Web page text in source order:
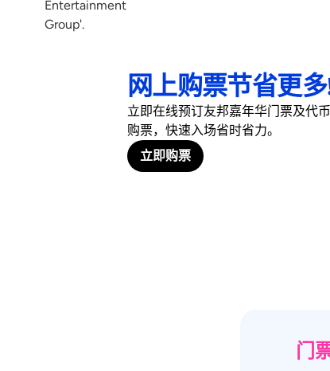
网上购票节省更
立即在线预订友邦嘉年华门票及代
购票，快速入场省时省力。
立即购票
门